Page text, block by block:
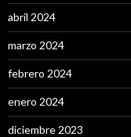
abril 2024
marzo 2024
febrero 2024
enero 2024
diciembre 2023